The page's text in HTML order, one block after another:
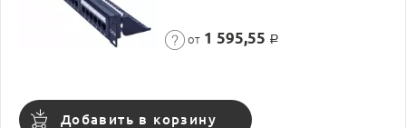
от 1 595,55 Р
Добавить в корзину